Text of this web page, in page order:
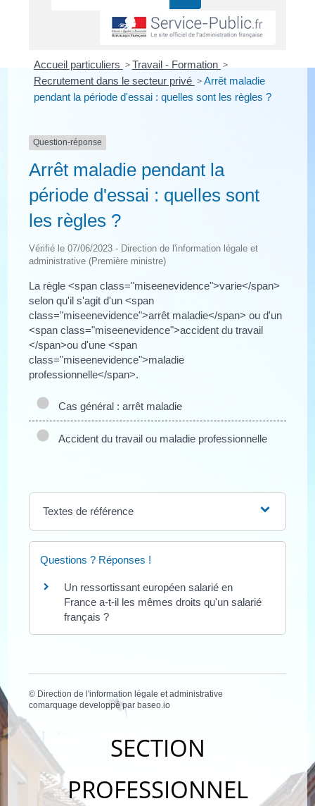
Accueil particuliers >Travail - Formation >
Recrutement dans le secteur privé >Arrêt maladie
pendant la période d'essai : quelles sont les règles ?
Question-réponse
Arrêt maladie pendant la
période d'essai : quelles sont
les règles ?
Vérifié le 07/06/2023 - Direction de l'information légale et
administrative (Première ministre)
La règle <span class="miseenevidence">varie</span>
selon qu'il s'agit d'un <span
class="miseenevidence">arrêt maladie</span> ou d'un
<span class="miseenevidence">accident du travail
</span>ou d'une <span
class="miseenevidence">maladie
professionnelle</span>.
Cas général : arrêt maladie
Accident du travail ou maladie professionnelle
Textes de référence
Questions ? Réponses !
Un ressortissant européen salarié en
France a-t-il les mêmes droits qu'un salarié
français ?
© Direction de l'information légale et administrative
comarquage developpé par baseo.io
SECTION
PROFESSIONNEL